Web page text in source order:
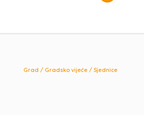
Grad / Gradsko vijeće / Sjednice